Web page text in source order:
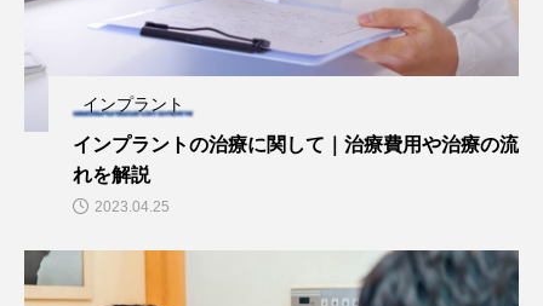
インプラント
インプラントの治療に関して｜治療費用や治療の流
れを解説
2023.04.25